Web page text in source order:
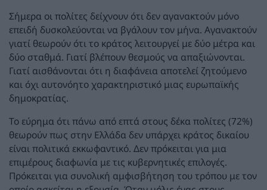
Σήμερα οι πολίτες δείχνουν ότι δεν αγανακτούν μόνο
επειδή δυσκολεύονται να βγάλουν τον μήνα. Αγανακτούν
γιατί θεωρούν ότι το κράτος λειτουργεί με δύο μέτρα και
δύο σταθμά. Γιατί βλέπουν θεσμούς να απαξιώνονται.
Γιατί αισθάνονται ότι η διαφάνεια αποτελεί ζητούμενο
και όχι αυτονόητο χαρακτηριστικό μιας ευρωπαϊκής
δημοκρατίας.
Το εύρημα ότι πάνω από επτά στους δέκα πολίτες (72%)
θεωρούν πως στην Ελλάδα δεν υπάρχει κράτος δικαίου
είναι πολιτικά εκκωφαντικό. Δεν πρόκειται για μια
επιμέρους διαφωνία με τις κυβερνητικές επιλογές.
Πρόκειται για συνολική αμφισβήτηση του τρόπου με τον